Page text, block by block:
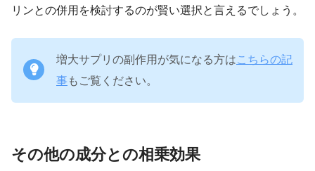
リンとの併用を検討するのが賢い選択と言えるでしょう。
増大サプリの副作用が気になる方はこちらの記
事もご覧ください。
その他の成分との相乗効果